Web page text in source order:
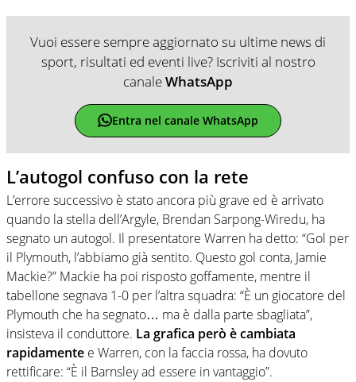
Vuoi essere sempre aggiornato su ultime news di
sport, risultati ed eventi live? Iscriviti al nostro
canaleWhatsApp
Entra nel canale WhatsApp
L’autogol confuso con la rete
L’errore successivo è stato ancora più grave ed è arrivato
quando la stella dell’Argyle, Brendan Sarpong-Wiredu, ha
segnato un autogol. Il presentatore Warren ha detto: “Gol per
il Plymouth, l’abbiamo già sentito. Questo gol conta, Jamie
Mackie?” Mackie ha poi risposto goffamente, mentre il
tabellone segnava 1-0 per l’altra squadra: “È un giocatore del
Plymouth che ha segnato… ma è dalla parte sbagliata”,
insisteva il conduttore. La grafica però è cambiata
rapidamente e Warren, con la faccia rossa, ha dovuto
rettificare: “È il Barnsley ad essere in vantaggio”.